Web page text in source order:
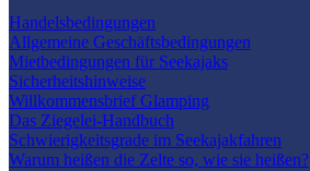
Handelsbedingungen
Allgemeine Geschäftsbedingungen
Mietbedingungen für Seekajaks
Sicherheitshinweise
Willkommensbrief Glamping
Das Ziegelei-Handbuch
Schwierigkeitsgrade im Seekajakfahren
Warum heißen die Zelte so, wie sie heißen?